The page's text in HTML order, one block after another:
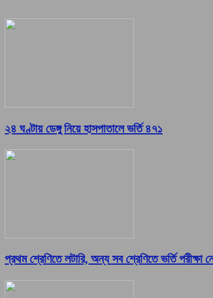
২৪ ঘণ্টায় ডেঙ্গু নিয়ে হাসপাতালে ভর্তি ৪৭১
প্রথম শ্রেণিতে লটারি, অন্য সব শ্রেণিতে ভর্তি পরীক্ষা